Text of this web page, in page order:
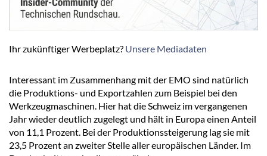
Ihr zukünftiger Werbeplatz? Unsere Mediadaten
Interessant im Zusammenhang mit der EMO sind natürlich
die Produktions- und Exportzahlen zum Beispiel bei den
Werkzeugmaschinen. Hier hat die Schweiz im vergangenen
Jahr wieder deutlich zugelegt und hält in Europa einen Anteil
von 11,1 Prozent. Bei der Produktionssteigerung lag sie mit
23,5 Prozent an zweiter Stelle aller europäischen Länder. Im